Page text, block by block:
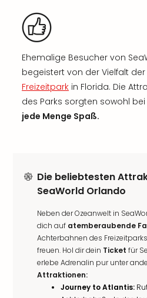
Ehemalige Besucher von
begeistert von der Vielfalt
Freizeitpark in Florida. Die
des Parks sorgten sowohl
jede Menge Spaß.
Die beliebtesten
SeaWorld Orlando
Neben der Ozeanwelt in
dich auf atemberaubende
Achterbahnen des
freuen. Hol dir dein Ticket für
erlebe Adrenalin pur unter
Attraktionen:
Journey to Atlantis: